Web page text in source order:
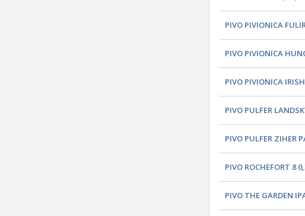
PIVO PIVIONICA
PIVO PIVIONICA
PIVO PIVIONICA
PIVO PULFER
PIVO PULFER ZIHER
PIVO ROCHEFORT 8
PIVO THE GARDEN